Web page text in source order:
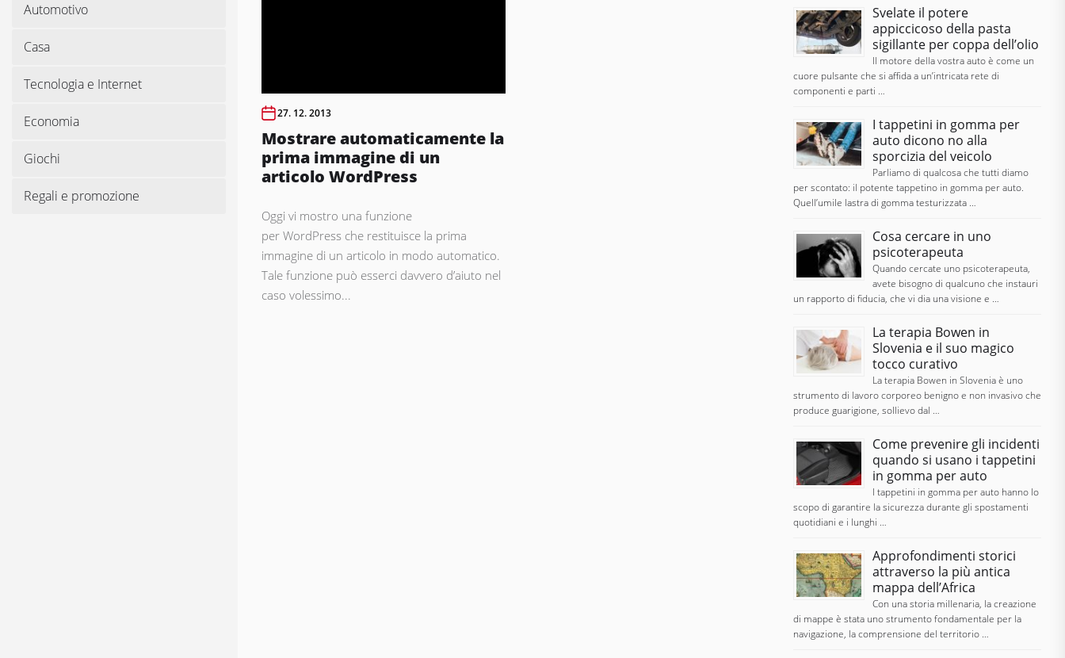
Automotivo
Casa
Tecnologia e Internet
Economia
Giochi
Regali e promozione
27. 12. 2013
Mostrare automaticamente la
prima immagine di un
articolo WordPress
Oggi vi mostro una funzione
per WordPress che restituisce la prima
immagine di un articolo in modo automatico.
Tale funzione può esserci davvero d’aiuto nel
caso volessimo...
Svelate il potere
appiccicoso della pasta
sigillante per coppa dell’olio
Il motore della vostra auto è come un
cuore pulsante che si affida a un’intricata rete di
componenti e parti …
I tappetini in gomma per
auto dicono no alla
sporcizia del veicolo
Parliamo di qualcosa che tutti diamo
per scontato: il potente tappetino in gomma per auto.
Quell’umile lastra di gomma testurizzata …
Cosa cercare in uno
psicoterapeuta
Quando cercate uno psicoterapeuta,
avete bisogno di qualcuno che instauri
un rapporto di fiducia, che vi dia una visione e …
La terapia Bowen in
Slovenia e il suo magico
tocco curativo
La terapia Bowen in Slovenia è uno
strumento di lavoro corporeo benigno e non invasivo che
produce guarigione, sollievo dal …
Come prevenire gli incidenti
quando si usano i tappetini
in gomma per auto
I tappetini in gomma per auto hanno lo
scopo di garantire la sicurezza durante gli spostamenti
quotidiani e i lunghi …
Approfondimenti storici
attraverso la più antica
mappa dell’Africa
Con una storia millenaria, la creazione
di mappe è stata uno strumento fondamentale per la
navigazione, la comprensione del territorio …